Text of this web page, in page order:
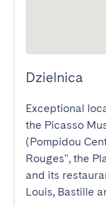
Dzielnica
Exceptional
the Picasso
(Pompidou
Rouges", the
and its
Louis, Bastille